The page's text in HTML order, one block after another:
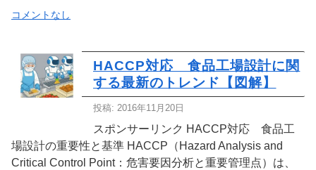
コメントなし
HACCP対応 食品工場設計に関
する最新のトレンド【図解】
投稿: 2016年11月20日
スポンサーリンク HACCP対応 食品工
場設計の重要性と基準 HACCP（Hazard Analysis and
Critical Control Point：危害要因分析と重要管理点）は、